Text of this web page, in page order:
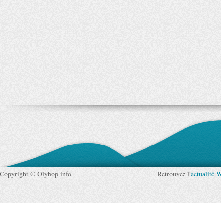
Copyright © Olybop info Retrouvez l'actualité